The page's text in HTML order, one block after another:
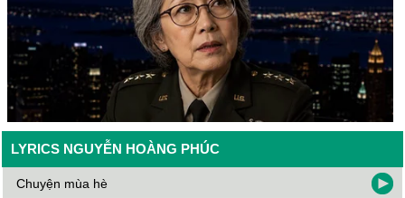
LYRICS NGUYỄN HOÀNG PHÚC
Chuyện mùa hè